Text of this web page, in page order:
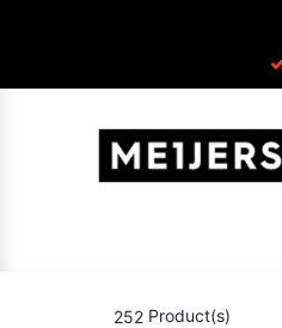
252 Product(s)